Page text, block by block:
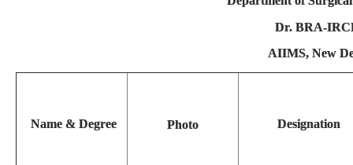
Dr. BRA-
AIIMS, New
Name & Degree Photo Designation